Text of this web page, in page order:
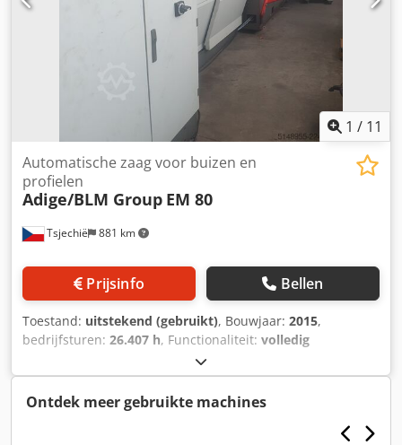
1 / 11
Tsjechië 881 km
Automatische zaag voor buizen en
profielen
Adige/BLM Group EM 80
Prijsinfo Bellen
Toestand: uitstekend (gebruikt), Bouwjaar: 2015,
bedrijfsturen: 26.407 h, Functionaliteit: volledig
, Wij bieden te koop aan: een volautomatische
cirkelzaag BLM Group ADIGE EM80, geschikt voor
nauwkeurig zagen van buizen en profielen in
serieproductie. De machine is uitgerust met Siemens
Ontdek meer gebruikte machines